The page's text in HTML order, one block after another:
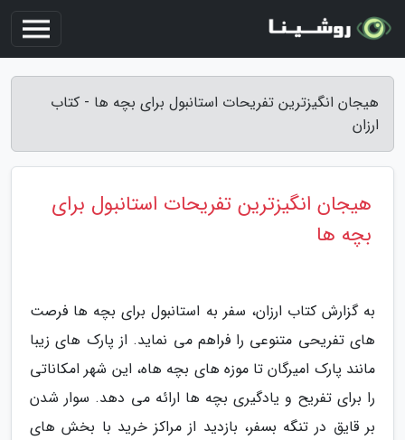
هیجان انگیزترین تفریحات استانبول برای بچه ها - کتاب
ارزان
هیجان انگیزترین تفریحات استانبول برای
بچه ها
به گزارش کتاب ارزان، سفر به استانبول برای بچه ها فرصت
های تفریحی متنوعی را فراهم می نماید. از پارک های زیبا
مانند پارک امیرگان تا موزه های بچه هاه، این شهر امکاناتی
را برای تفریح و یادگیری بچه ها ارائه می دهد. سوار شدن
بر قایق در تنگه بسفر، بازدید از مراکز خرید با بخش های